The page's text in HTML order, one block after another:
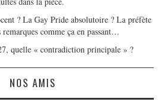
? La Gay Pride absolutoire ? La préfète
comme ça en passant…
quelle « contradiction principale » ?
NOS AMIS